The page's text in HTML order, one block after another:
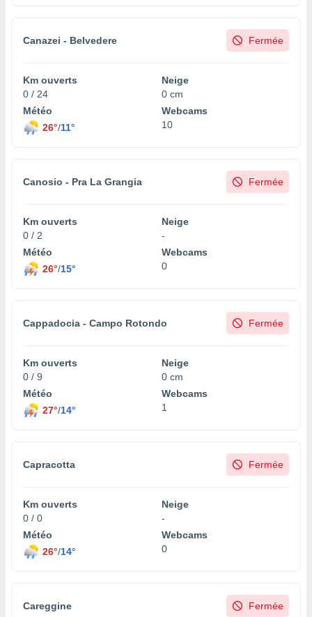
Canazei - Belvedere Fermée
Km ouverts
0 / 24
Neige
0 cm
Météo
26°/11°
Webcams
10
Canosio - Pra La Grangia Fermée
Km ouverts
0 / 2
Neige
-
Météo
26°/15°
Webcams
0
Cappadocia - Campo Rotondo Fermée
Km ouverts
0 / 9
Neige
0 cm
Météo
27°/14°
Webcams
1
Capracotta Fermée
Km ouverts
0 / 0
Neige
-
Météo
26°/14°
Webcams
0
Careggine Fermée